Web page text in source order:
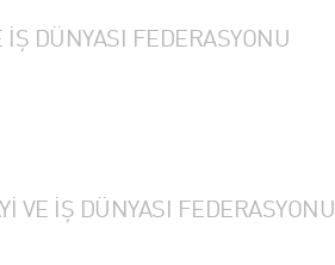
DÜNYASI FEDERASYONU
VE İŞ DÜNYASI FEDERASYONU